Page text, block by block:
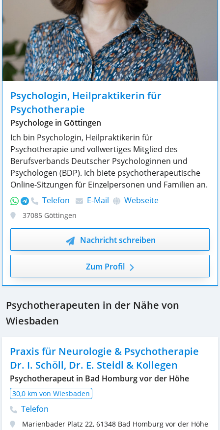
Psychologin, Heilpraktikerin für
Psychotherapie
Psychologe in Göttingen
Ich bin Psychologin, Heilpraktikerin für
Psychotherapie und vollwertiges Mitglied des
Berufsverbands Deutscher Psychologinnen und
Psychologen (BDP). Ich biete psychotherapeutische
Online-Sitzungen für Einzelpersonen und Familien an.
Telefon
E-Mail Webseite
37085 Göttingen
Nachricht schreiben
Zum Profil
Psychotherapeuten in der Nähe von
Wiesbaden
Praxis für Neurologie & Psychotherapie
Dr. I. Schöll, Dr. E. Steidl & Kollegen
Psychotherapeut in Bad Homburg vor der Höhe
30,0 km von Wiesbaden
Telefon
Marienbader Platz 22, 61348 Bad Homburg vor der Höhe